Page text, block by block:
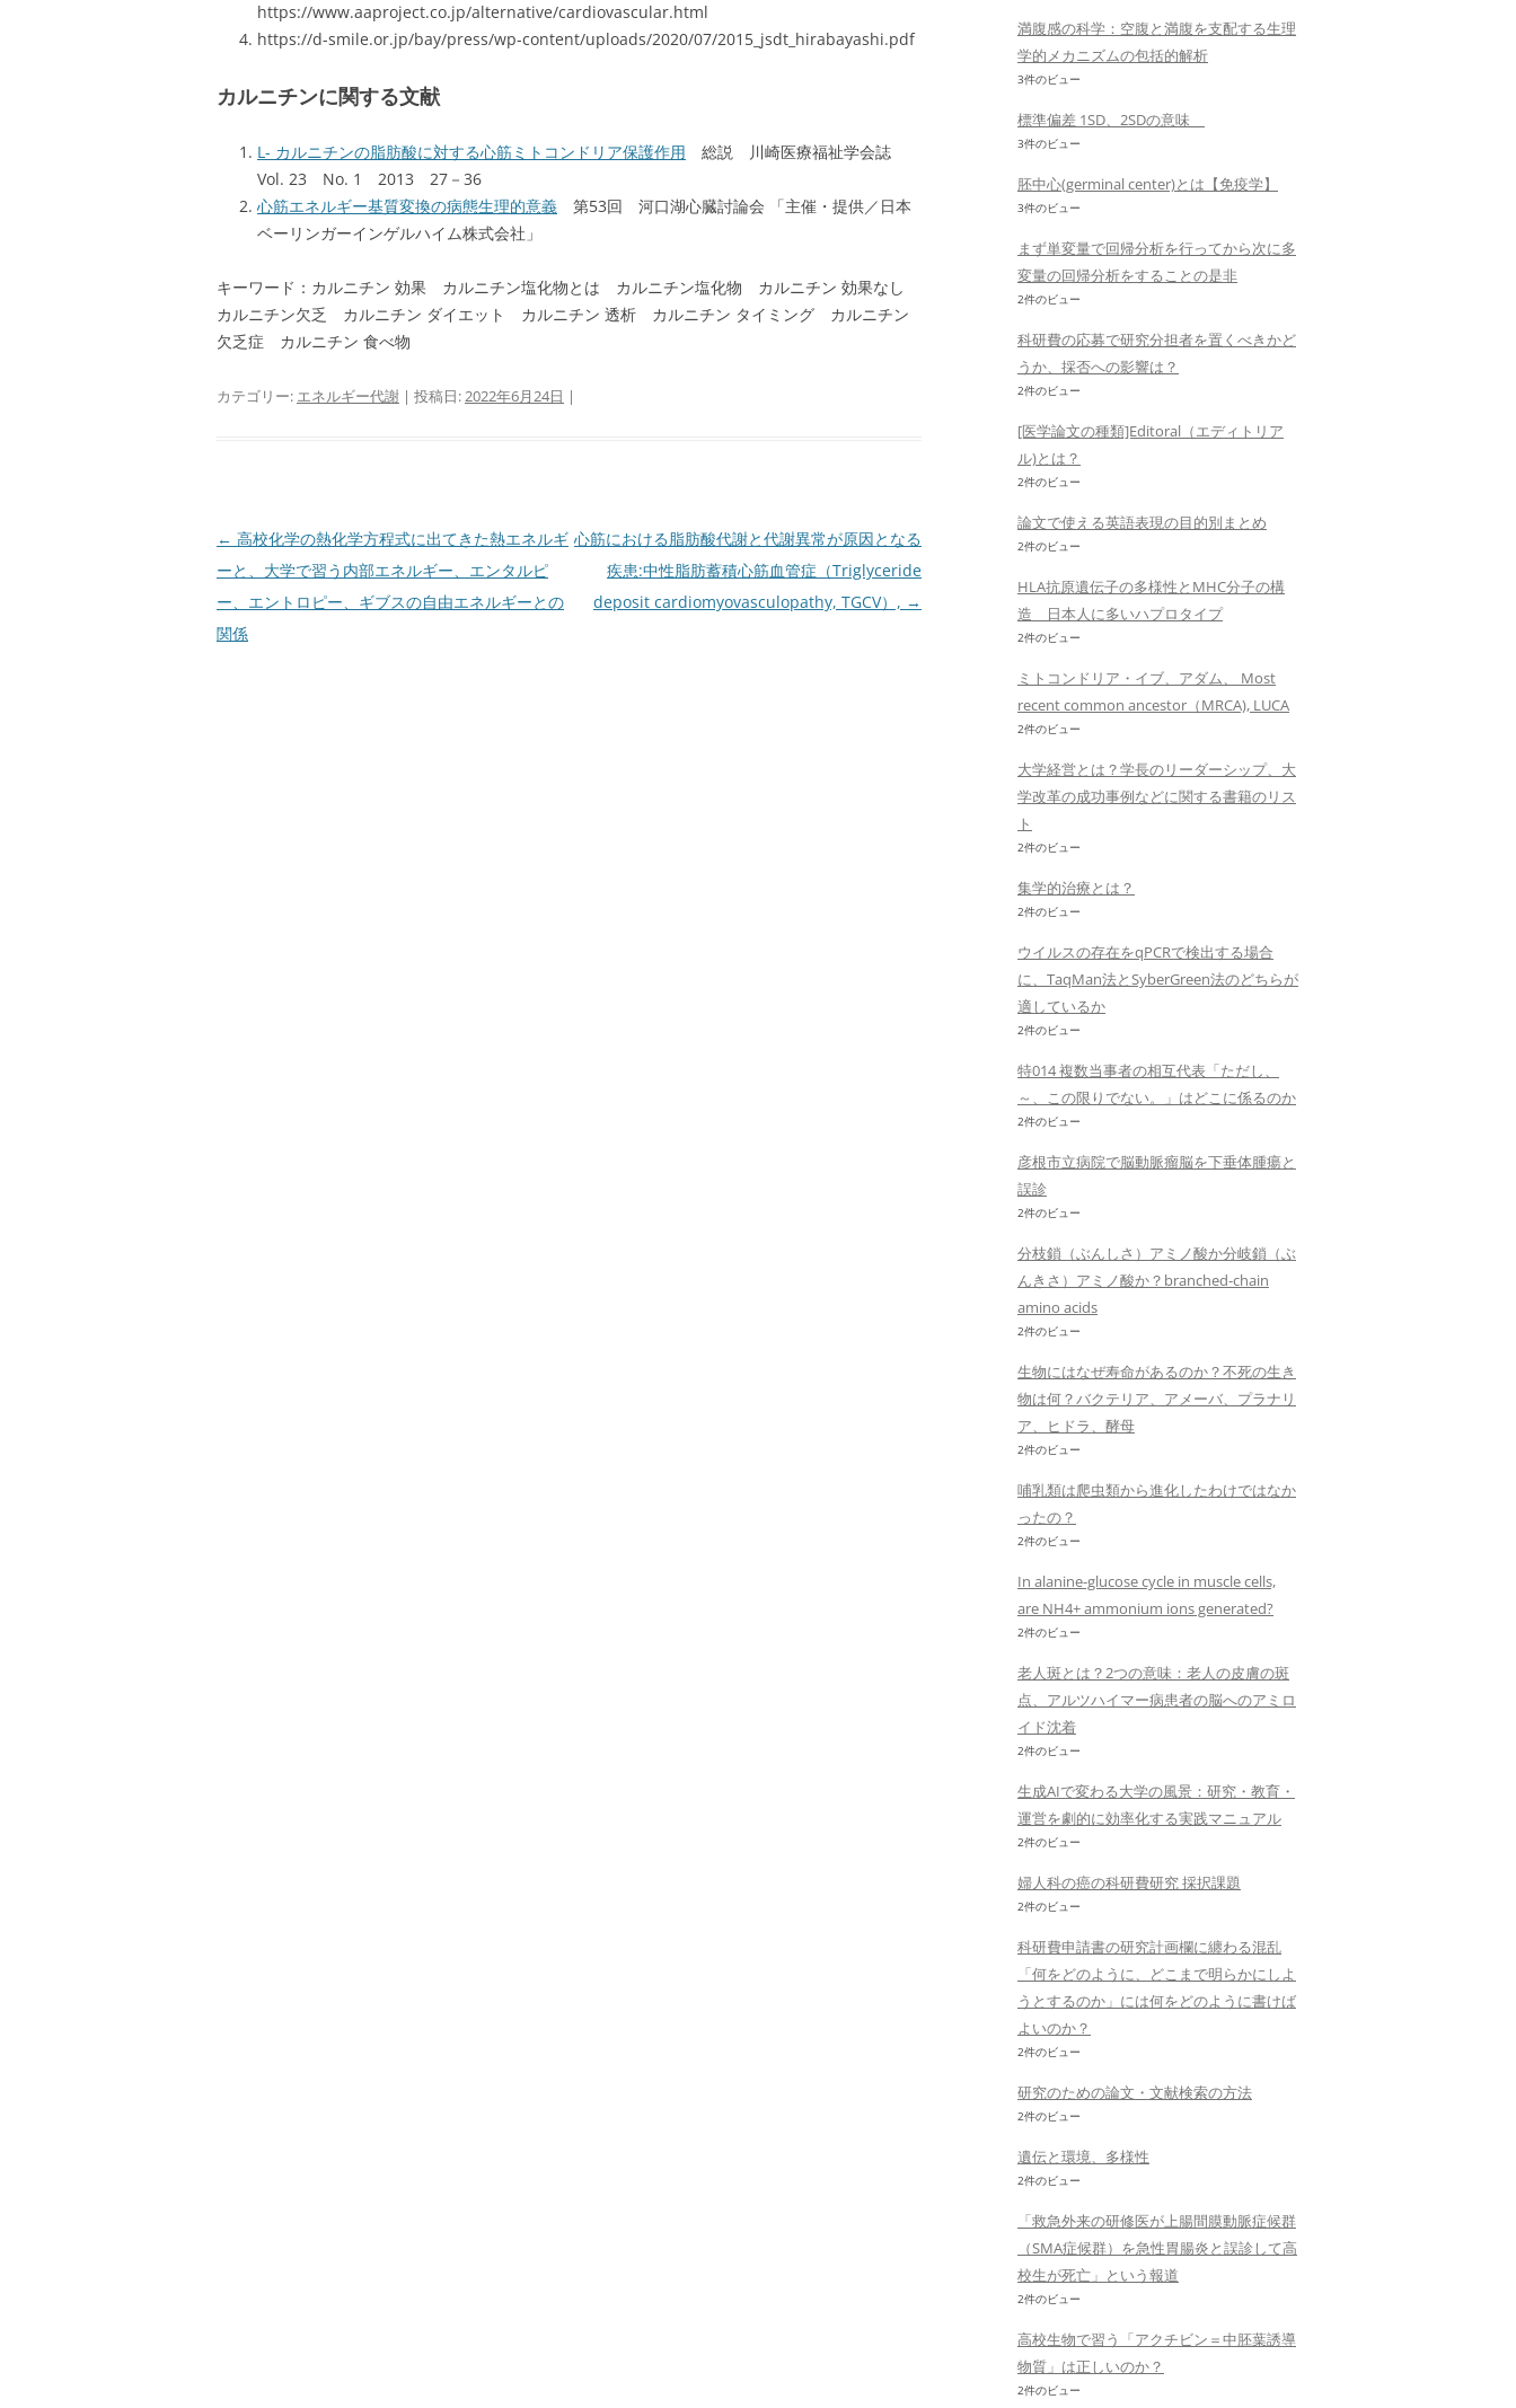
https://www.aaproject.co.jp/alternative/cardiovascular.html
https://d-smile.or.jp/bay/press/wp-content/uploads/2020/07/2015_jsdt_hirabayashi.pdf
カルニチンに関する文献
L- カルニチンの脂肪酸に対する心筋ミトコンドリア保護作用 総説 川崎医療福祉学会誌
Vol. 23 No. 1 2013 27－36
心筋エネルギー基質変換の病態生理的意義 第53回 河口湖心臓討論会 「主催・提供／日本
ベーリンガーインゲルハイム株式会社」
キーワード：カルニチン 効果 カルニチン塩化物とは カルニチン塩化物 カルニチン 効果なし
カルニチン欠乏 カルニチン ダイエット カルニチン 透析 カルニチン タイミング カルニチン
欠乏症 カルニチン 食べ物
カテゴリー: エネルギー代謝 | 投稿日:2022年6月24日 |
投
稿
ナ
ビ
← 高校化学の熱化学方程式に出てきた熱エネルギ
ーと、大学で習う内部エネルギー、エンタルピ
ー、エントロピー、ギブスの自由エネルギーとの
関係
心筋における脂肪酸代謝と代謝異常が原因となる
疾患:中性脂肪蓄積心筋血管症（Triglyceride
deposit cardiomyovasculopathy, TGCV）, →
満腹感の科学：空腹と満腹を支配する生理
学的メカニズムの包括的解析
3件のビュー
標準偏差 1SD、2SDの意味
3件のビュー
胚中心(germinal center)とは【免疫学】
3件のビュー
まず単変量で回帰分析を行ってから次に多
変量の回帰分析をすることの是非
2件のビュー
科研費の応募で研究分担者を置くべきかど
うか、採否への影響は？
2件のビュー
[医学論文の種類]Editoral（エディトリア
ル)とは？
2件のビュー
論文で使える英語表現の目的別まとめ
2件のビュー
HLA抗原遺伝子の多様性とMHC分子の構
造 日本人に多いハプロタイプ
2件のビュー
ミトコンドリア・イブ、アダム、 Most
recent common ancestor（MRCA), LUCA
2件のビュー
大学経営とは？学長のリーダーシップ、大
学改革の成功事例などに関する書籍のリス
ト
2件のビュー
集学的治療とは？
2件のビュー
ウイルスの存在をqPCRで検出する場合
に、TaqMan法とSyberGreen法のどちらが
適しているか
2件のビュー
特014 複数当事者の相互代表「ただし、
～、この限りでない。」はどこに係るのか
2件のビュー
彦根市立病院で脳動脈瘤脳を下垂体腫瘍と
誤診
2件のビュー
分枝鎖（ぶんしさ）アミノ酸か分岐鎖（ぶ
んきさ）アミノ酸か？branched-chain
amino acids
2件のビュー
生物にはなぜ寿命があるのか？不死の生き
物は何？バクテリア、アメーバ、プラナリ
ア、ヒドラ、酵母
2件のビュー
哺乳類は爬虫類から進化したわけではなか
ったの？
2件のビュー
In alanine-glucose cycle in muscle cells,
are NH4+ ammonium ions generated?
2件のビュー
老人斑とは？2つの意味：老人の皮膚の斑
点、アルツハイマー病患者の脳へのアミロ
イド沈着
2件のビュー
生成AIで変わる大学の風景：研究・教育・
運営を劇的に効率化する実践マニュアル
2件のビュー
婦人科の癌の科研費研究 採択課題
2件のビュー
科研費申請書の研究計画欄に纏わる混乱
「何をどのように、どこまで明らかにしよ
うとするのか」には何をどのように書けば
よいのか？
2件のビュー
研究のための論文・文献検索の方法
2件のビュー
遺伝と環境、多様性
2件のビュー
「救急外来の研修医が上腸間膜動脈症候群
（SMA症候群）を急性胃腸炎と誤診して高
校生が死亡」という報道
2件のビュー
高校生物で習う「アクチビン＝中胚葉誘導
物質」は正しいのか？
2件のビュー